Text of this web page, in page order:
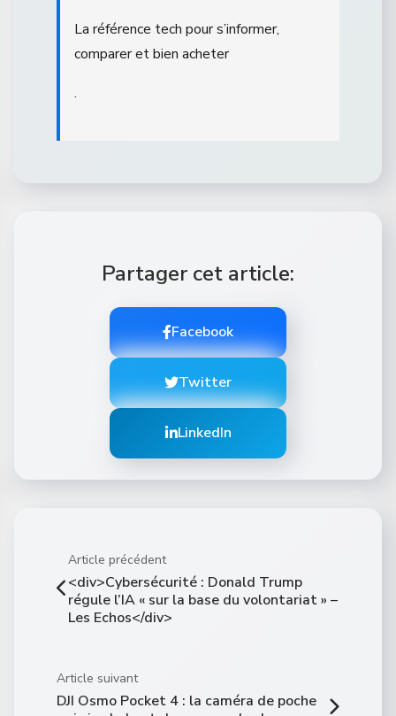
La référence tech pour s’informer,
comparer et bien acheter
.
Partager cet article:
Facebook
Twitter
LinkedIn
Article précédent
<div>Cybersécurité : Donald Trump
régule l’IA « sur la base du volontariat » –
Les Echos</div>
Article suivant
DJI Osmo Pocket 4 : la caméra de poche